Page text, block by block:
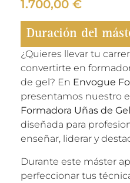
1.700,00 €
Duración del
¿Quieres llevar tu
convertirte en
de gel? En Envogue
presentamos nuestro
Formadora Uñas de Gel
diseñada para
enseñar, liderar y
Durante este máster
perfeccionar tus